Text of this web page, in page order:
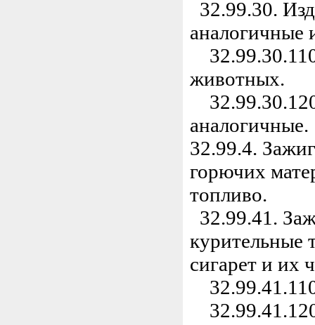
32.99.30.
аналогичные
животных.
аналогичные.
32.99.4.
горючих
топливо.
32.99.41.
курительные
сигарет и их